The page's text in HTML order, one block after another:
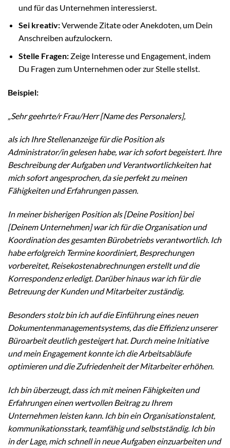
und für das Unternehmen interessierst.
Sei kreativ:Verwende Zitate oder Anekdoten, um Dein
Anschreiben aufzulockern.
Stelle Fragen:Zeige Interesse und Engagement, indem
Du Fragen zum Unternehmen oder zur Stelle stellst.
Beispiel:
„Sehr geehrte/r Frau/Herr [Name des Personalers],
als ich Ihre Stellenanzeige für die Position als
Administrator/in gelesen habe, war ich sofort begeistert. Ihre
Beschreibung der Aufgaben und Verantwortlichkeiten hat
mich sofort angesprochen, da sie perfekt zu meinen
Fähigkeiten und Erfahrungen passen.
In meiner bisherigen Position als [Deine Position] bei
[Deinem Unternehmen] war ich für die Organisation und
Koordination des gesamten Bürobetriebs verantwortlich. Ich
habe erfolgreich Termine koordiniert, Besprechungen
vorbereitet, Reisekostenabrechnungen erstellt und die
Korrespondenz erledigt. Darüber hinaus war ich für die
Betreuung der Kunden und Mitarbeiter zuständig.
Besonders stolz bin ich auf die Einführung eines neuen
Dokumentenmanagementsystems, das die Effizienz unserer
Büroarbeit deutlich gesteigert hat. Durch meine Initiative
und mein Engagement konnte ich die Arbeitsabläufe
optimieren und die Zufriedenheit der Mitarbeiter erhöhen.
Ich bin überzeugt, dass ich mit meinen Fähigkeiten und
Erfahrungen einen wertvollen Beitrag zu Ihrem
Unternehmen leisten kann. Ich bin ein Organisationstalent,
kommunikationsstark, teamfähig und selbstständig. Ich bin
in der Lage, mich schnell in neue Aufgaben einzuarbeiten und